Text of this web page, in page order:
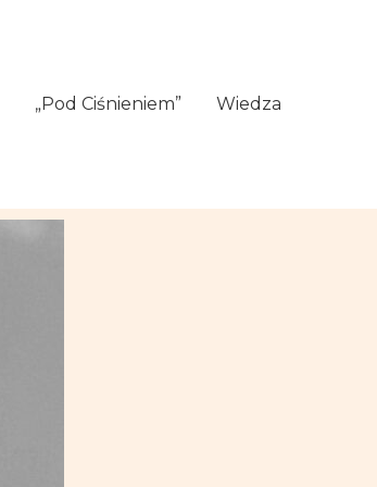
„Pod Ciśnieniem” Wiedza